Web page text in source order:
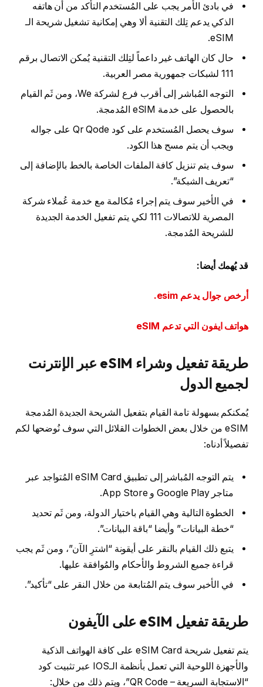
في بادئ الأمر يجب على المُستخدم التأكد من أن هاتفه
الذكي يدعم تِلك التقنية ألا وهي إمكانية تشغيل شريحة الـ
eSIM.
حال كان الهاتف غير داعماً لتِلك التقنية يُمكن الاتصال برقم
111 لشبكات جمهورية مصر العربية.
التوجه المُباشر إلى أقرب فرع لشركة We، ومن ثَم القيام
بالحصول على خدمة eSIM المُدمجة.
سوف يحصل المُستخدم على كود Qr Qode على جواله
ويجب أن يتم مسح هذا الكود.
سوف يتم تنزيل كافة الملفات الخاصة بالخط بالإضافة إلى
“تعريف الشبكة”.
في الأخير سوف يتم إجراء مُكالمة مع خدمة عُملاء شركة
المصرية للاتصالات 111 لكي يتم تفعيل الخدمة الجديدة
للشريحة المُدمجة.
قد يُهمك أيضا:
أرخص جوال يدعم esim.
هواتف ايفون التي تدعم eSIM
طريقة تفعيل وشراء eSIM عبر الإنترنت
لجميع الدول
يُمكنكم بسهولة تامة القيام بتفعيل الشريحة الجديدة المُدمجة
eSIM من خلال بعض الخطوات القلائل التي سوف نُوضحها لكم
تفصيلاً أدناه:
يتم التوجه المُباشر إلى تطبيق eSIM Card المُتواجد عبر
متاجر Google Play و App Store.
الخطوة التالية وهي القيام باختيار الدولة، ومن ثَم تحديد
“خطة البيانات” وأيضا “باقة البيانات”.
يتبع ذلك القيام بالنقر على أيقونة “اشترِ الآن”، ومن ثَم يجب
قراءة جميع الشروط والأحكام والمُوافقة عليها.
في الأخير سوف يتم المُتابعة من خلال النقر على “تأكيد”.
طريقة تفعيل eSIM على الآيفون
يتم تفعيل شريحة eSIM Card على كافة الهواتف الذكية
والأجهزة اللوحية التي تعمل بأنظمة الـIOS عبر تثبيت كود
“الاستجابة السريعة – QR Code”، ويتم ذلك من خلال: